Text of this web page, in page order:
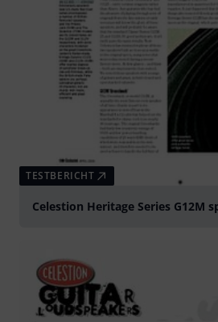
TESTBERICHT
Celestion Heritage Series G12M